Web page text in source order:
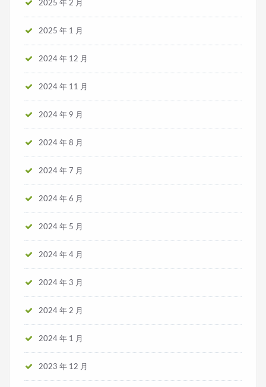
2025 年 2 月
2025 年 1 月
2024 年 12 月
2024 年 11 月
2024 年 9 月
2024 年 8 月
2024 年 7 月
2024 年 6 月
2024 年 5 月
2024 年 4 月
2024 年 3 月
2024 年 2 月
2024 年 1 月
2023 年 12 月